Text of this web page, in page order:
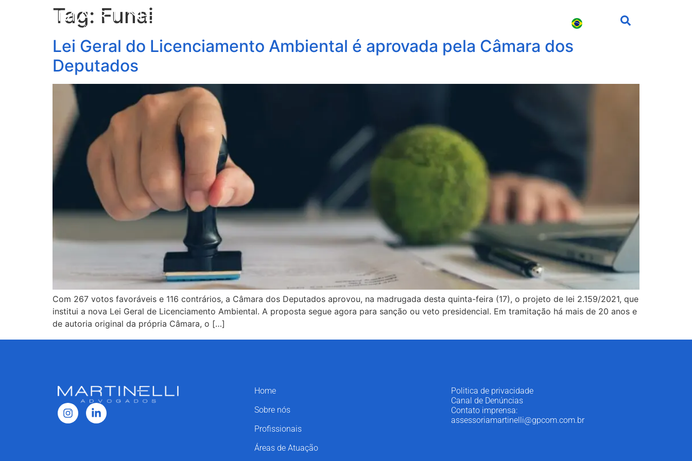
Tag: Funai
Lei Geral do Licenciamento Ambiental é aprovada pela Câmara dos
Deputados
Com 267 votos favoráveis e 116 contrários, a Câmara dos Deputados aprovou, na madrugada desta quinta-feira (17), o projeto de lei 2.159/2021, que
institui a nova Lei Geral de Licenciamento Ambiental. A proposta segue agora para sanção ou veto presidencial. Em tramitação há mais de 20 anos e
de autoria original da própria Câmara, o […]
Home
Sobre nós
Profissionais
Áreas de Atuação
Politica de privacidade
Canal de Denúncias
Contato imprensa:
assessoriamartinelli@gpcom.com.br